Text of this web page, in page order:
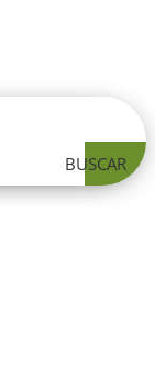
BUSCAR